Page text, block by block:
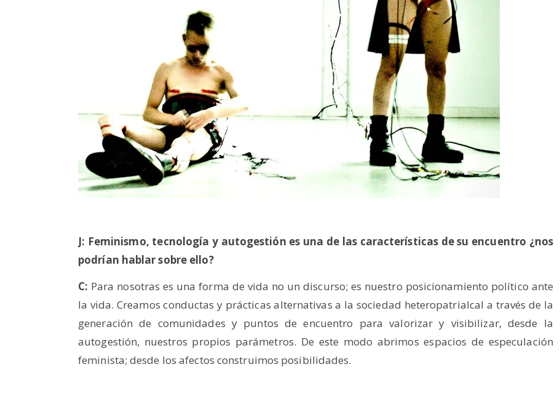
J: Feminismo, tecnología y autogestión es una de las características de su encuentro ¿nos
podrían hablar sobre ello?
C: Para nosotras es una forma de vida no un discurso; es nuestro posicionamiento político ante
la vida. Creamos conductas y prácticas alternativas a la sociedad heteropatrialcal a través de la
generación de comunidades y puntos de encuentro para valorizar y visibilizar, desde la
autogestión, nuestros propios parámetros. De este modo abrimos espacios de especulación
feminista; desde los afectos construimos posibilidades.